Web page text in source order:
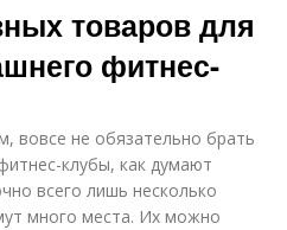
товаров для
фитнес-
вовсе не обязательно брать
клубы, как думают
всего лишь несколько
много места. Их можно